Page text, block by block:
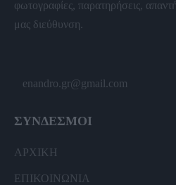
φωτογραφίες, παρατηρήσεις,
μας διεύθυνση.
enandro.gr@gmail.com
ΣΥΝΔΕΣΜΟΙ
ΑΡΧΙΚΗ
ΕΠΙΚΟΙΝΩΝΙΑ